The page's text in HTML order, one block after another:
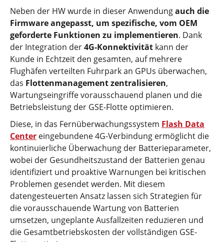
Neben der HW wurde in dieser Anwendungauch die
Firmware angepasst, um spezifische, vom OEM
geforderte Funktionen zu implementieren. Dank
der Integration der4G-Konnektivität kann der
Kunde in Echtzeit den gesamten, auf mehrere
Flughäfen verteilten Fuhrpark an GPUs überwachen,
das Flottenmanagement zentralisieren,
Wartungseingriffe vorausschauend planen und die
Betriebsleistung der GSE-Flotte optimieren.
Diese, in das Fernüberwachungssystem Flash Data
Center eingebundene 4G-Verbindung ermöglicht die
kontinuierliche Überwachung der Batterieparameter,
wobei der Gesundheitszustand der Batterien genau
identifiziert und proaktive Warnungen bei kritischen
Problemen gesendet werden. Mit diesem
datengesteuerten Ansatz lassen sich Strategien für
die vorausschauende Wartung von Batterien
umsetzen, ungeplante Ausfallzeiten reduzieren und
die Gesamtbetriebskosten der vollständigen GSE-